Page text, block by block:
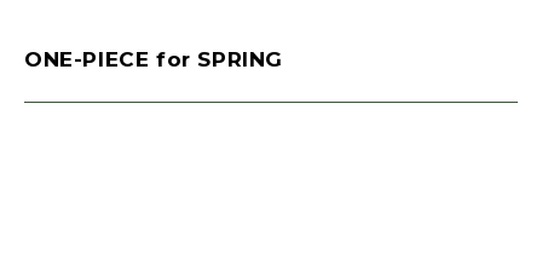
ONE-PIECE for SPRING